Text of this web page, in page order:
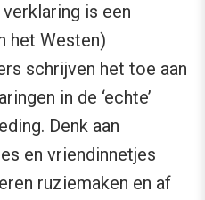
is een
het Westen)
schrijven het toe aan
in de ‘echte’
Denk aan
en vriendinnetjes
ruziemaken en af